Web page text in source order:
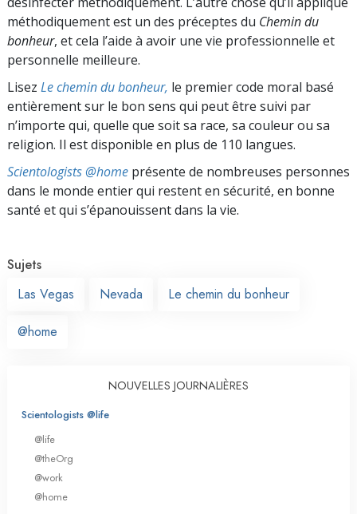
méthodiquement est un des préceptes du Chemin du
bonheur, et cela l’aide à avoir une vie professionnelle et
personnelle meilleure.
Lisez Le chemin du bonheur, le premier code moral basé
entièrement sur le bon sens qui peut être suivi par
n’importe qui, quelle que soit sa race, sa couleur ou sa
religion. Il est disponible en plus de 110 langues.
Scientologists @home présente de nombreuses personnes
dans le monde entier qui restent en sécurité, en bonne
santé et qui s’épanouissent dans la vie.
Sujets
Las Vegas
Nevada Le chemin du bonheur
@home
NOUVELLES JOURNALIÈRES
Scientologists @life
@life
@theOrg
@work
@home